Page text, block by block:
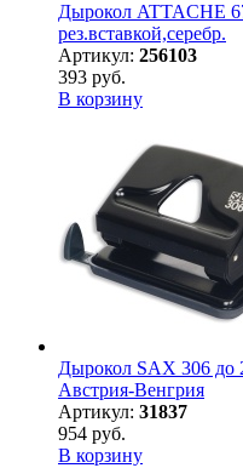
Дырокол ATTACHE
рез.вставкой,серебр.
Артикул: 256103
393 руб.
В корзину
Дырокол SAX 306 до
Австрия-Венгрия
Артикул: 31837
954 руб.
В корзину